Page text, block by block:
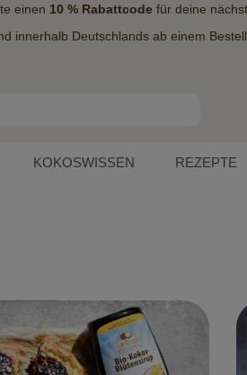
einen 10 % Rabattcodefür deine
innerhalb Deutschlands ab einem
KOKOSWISSEN REZEPTE